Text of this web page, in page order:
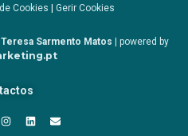
Cookies | Gerir Cookies
Teresa Sarmento Matos | powered by